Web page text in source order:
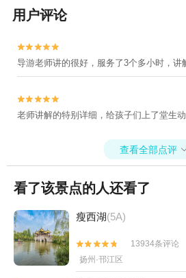
明寺+高邮奎楼+周恩来少年读书旧址
湖+扬州八怪纪念馆+春江花月夜唯美
+扬州天乐湖嬉乐谷-已下线+扬州清
+扬州海浪谷水上乐园+扬州红星赛
京华维景酒店+扬州水上乐园+马可波
界+高邮湖芦苇荡湿地公园+捺山地
+扬州乐园+扬州本地玩乐+扬州赛马
东关街历史文化街+瘦西湖游船+扬州
极地海洋世界萌宠乐园+扬州大易温
州枣林湾园博园+扬州Q宠乐园+扬州
镇+扬州邵伯湖室内滑雪场+润德菲尔
+edong科学公园(钜城华亿广场店)+
念馆+扬州世博园+驿心水上乐园+
用户评论


导游老师讲的很好，服务了3个多小时，讲


老师讲解的特别详细，给孩子们上了堂生
查看全部点评
看了该景点的人还看了
瘦西湖(5A)


13934条评论
扬州·邗江区